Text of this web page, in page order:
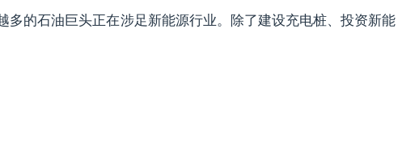
的石油巨头正在涉足新能源行业。除了建设充电桩、投资新能